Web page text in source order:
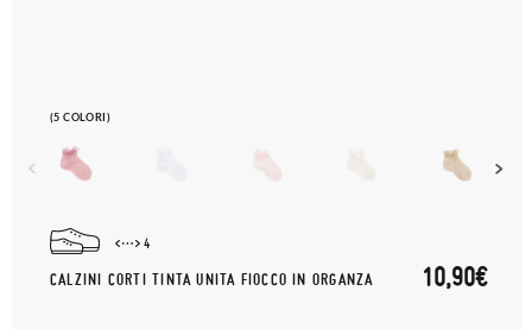
(5 COLORI)
4
CALZINI CORTI TINTA UNITA FIOCCO IN ORGANZA 10,90€